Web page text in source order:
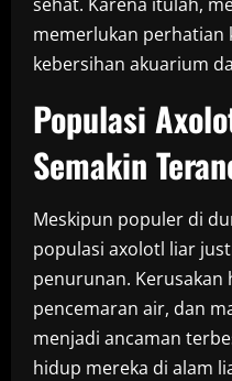
memerlukan perhatian
kebersihan akuarium
Populasi
Semakin
Meskipun populer di
populasi axolotl liar
penurunan.
pencemaran air, dan
menjadi ancaman
hidup mereka di alam